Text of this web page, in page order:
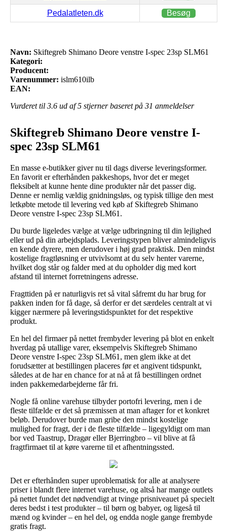
Pedalatleten.dk Besøg
Navn: Skiftegreb Shimano Deore venstre I-spec 23sp SLM61
Kategori:
Producent:
Varenummer: islm610ilb
EAN:
Vurderet til 3.6 ud af 5 stjerner baseret på 31 anmeldelser
Skiftegreb Shimano Deore venstre I-
spec 23sp SLM61
En masse e-butikker giver nu til dags diverse leveringsformer.
En favorit er efterhånden pakkeshops, hvor det er meget
fleksibelt at kunne hente dine produkter når det passer dig.
Denne er nemlig vældig gnidningsløs, og typisk tillige den mest
letkøbte metode til levering ved køb af Skiftegreb Shimano
Deore venstre I-spec 23sp SLM61.
Du burde ligeledes vælge at vælge udbringning til din lejlighed
eller ud på din arbejdsplads. Leveringstypen bliver almindeligvis
en kende dyrere, men derudover i høj grad praktisk. Den mindst
kostelige fragtløsning er utvivlsomt at du selv henter varerne,
hvilket dog står og falder med at du opholder dig med kort
afstand til internet forretningens adresse.
Fragttiden på er naturligvis ret så vital såfremt du har brug for
pakken inden for få dage, så derfor er det særdeles centralt at vi
kigger nærmere på leveringstidspunktet for det respektive
produkt.
En hel del firmaer på nettet frembyder levering på blot en enkelt
hverdag på utallige varer, eksempelvis Skiftegreb Shimano
Deore venstre I-spec 23sp SLM61, men glem ikke at det
forudsætter at bestillingen placeres før et angivent tidspunkt,
således at de har en chance for at nå at få bestillingen ordnet
inden pakkemedarbejderne får fri.
Nogle få online varehuse tilbyder portofri levering, men i de
fleste tilfælde er det så præmissen at man aftager for et konkret
beløb. Derudover burde man gribe den mindst kostelige
mulighed for fragt, der i de fleste tilfælde – ligegyldigt om man
bor ved Taastrup, Dragør eller Bjerringbro – vil blive at få
fragtfirmaet til at køre varerne til et afhentningssted.
Det er efterhånden super uproblematisk for alle at analysere
priser i blandt flere internet varehuse, og altså har mange outlets
på nettet fundet det nødvendigt at tvinge prisniveauet på specielt
deres bedst i test produkter – til børn og babyer, og ligeså til
mænd og kvinder – en hel del, og endda nogle gange frembyde
gratis fragt.